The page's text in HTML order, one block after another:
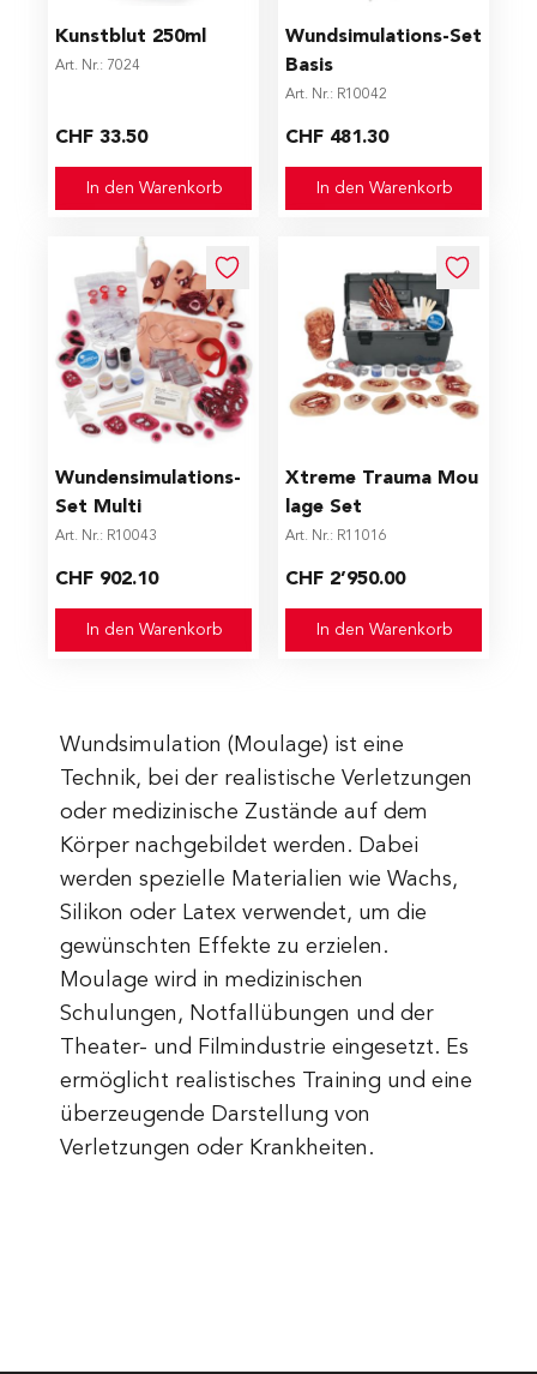
Kunstblut 250ml
Art. Nr.: 7024
CHF 33.50
In den Warenkorb
Wundsimulations-Set
Basis
Art. Nr.: R10042
CHF 481.30
In den Warenkorb
Wundensimulations-
Set Multi
Art. Nr.: R10043
CHF 902.10
In den Warenkorb
Xtreme Trauma Mou
lage Set
Art. Nr.: R11016
CHF 2’950.00
In den Warenkorb
Wundsimulation (Moulage) ist eine
Technik, bei der realistische Verletzungen
oder medizinische Zustände auf dem
Körper nachgebildet werden. Dabei
werden spezielle Materialien wie Wachs,
Silikon oder Latex verwendet, um die
gewünschten Effekte zu erzielen.
Moulage wird in medizinischen
Schulungen, Notfallübungen und der
Theater- und Filmindustrie eingesetzt. Es
ermöglicht realistisches Training und eine
überzeugende Darstellung von
Verletzungen oder Krankheiten.